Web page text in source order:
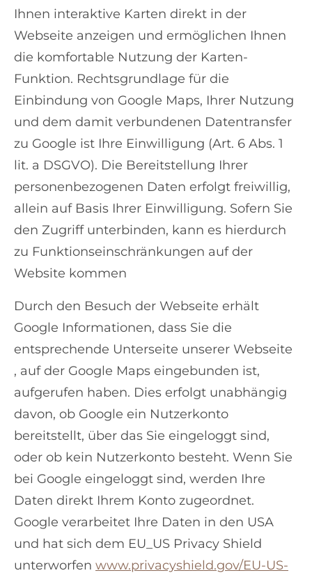
Ihnen interaktive Karten direkt in der
Webseite anzeigen und ermöglichen Ihnen
die komfortable Nutzung der Karten-
Funktion. Rechtsgrundlage für die
Einbindung von Google Maps, Ihrer Nutzung
und dem damit verbundenen Datentransfer
zu Google ist Ihre Einwilligung (Art. 6 Abs. 1
lit. a DSGVO). Die Bereitstellung Ihrer
personenbezogenen Daten erfolgt freiwillig,
allein auf Basis Ihrer Einwilligung. Sofern Sie
den Zugriff unterbinden, kann es hierdurch
zu Funktionseinschränkungen auf der
Website kommen
Durch den Besuch der Webseite erhält
Google Informationen, dass Sie die
entsprechende Unterseite unserer Webseite
, auf der Google Maps eingebunden ist,
aufgerufen haben. Dies erfolgt unabhängig
davon, ob Google ein Nutzerkonto
bereitstellt, über das Sie eingeloggt sind,
oder ob kein Nutzerkonto besteht. Wenn Sie
bei Google eingeloggt sind, werden Ihre
Daten direkt Ihrem Konto zugeordnet.
Google verarbeitet Ihre Daten in den USA
und hat sich dem EU_US Privacy Shield
unterworfen www.privacyshield.gov/EU-US-